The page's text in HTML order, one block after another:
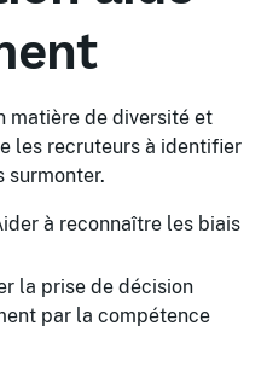
matière de diversité et
les recruteurs à identifier
surmonter.
à reconnaître les biais
la prise de décision
par la compétence